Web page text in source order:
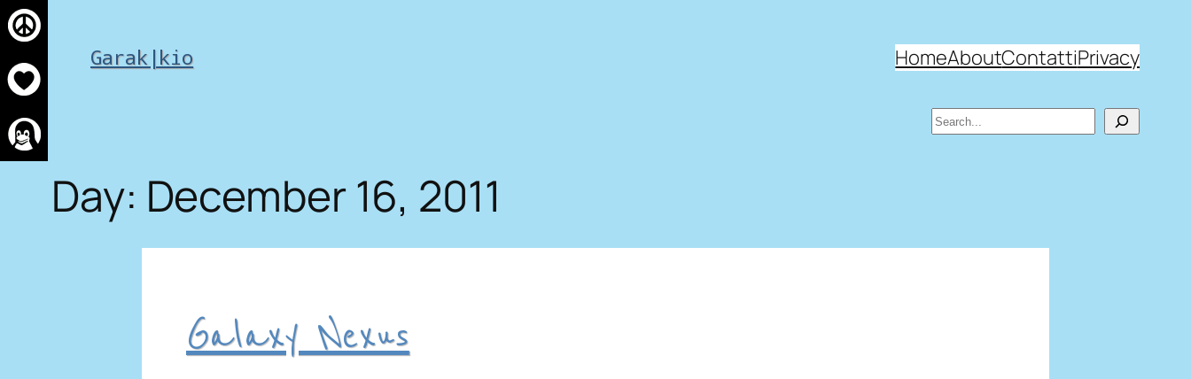
Skip
to
content
Garak|kio HomeAboutContattiPrivacy
Search
Day: December 16, 2011
Galaxy Nexus